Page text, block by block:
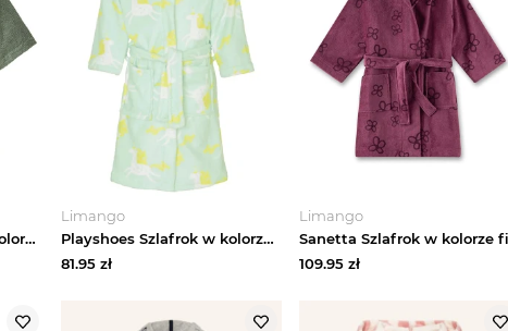
vertbaudet Szlafrok w kolorze zielonym rozmiar: 140-152
Limango
Playshoes Szlafrok w kolorze zielonym rozmiar: 110 / 116
81.95zł
Limango
109.95 zł